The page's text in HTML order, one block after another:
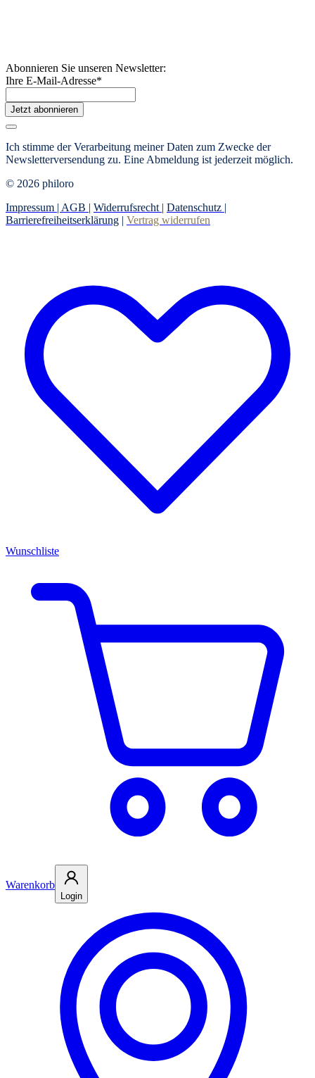
Abonnieren Sie unseren Newsletter:
Ihre E-Mail-Adresse*
Jetzt abonnieren
Ich stimme der Verarbeitung meiner Daten zum Zwecke der
Newsletterversendung zu. Eine Abmeldung ist jederzeit möglich.
© 2026 philoro
Impressum | AGB | Widerrufsrecht | Datenschutz |
Barrierefreiheitserklärung | Vertrag widerrufen
Wunschliste
Warenkorb
Login